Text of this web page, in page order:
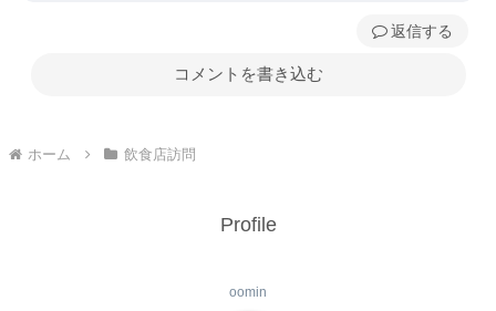
返信
コメントを書き込む
ホーム 飲食店訪問
Profile
oomin